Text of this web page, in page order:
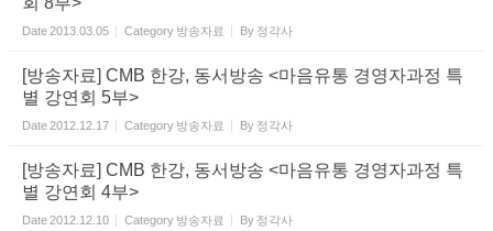
Date2013.03.05 Category 방송자료 By 정각사
[방송자료] CMB 한강, 동서방송 <마음유통 경영자과정 특
별 강연회 5부>
Date2012.12.17 Category 방송자료 By 정각사
[방송자료] CMB 한강, 동서방송 <마음유통 경영자과정 특
별 강연회 4부>
Date2012.12.10 Category 방송자료 By 정각사